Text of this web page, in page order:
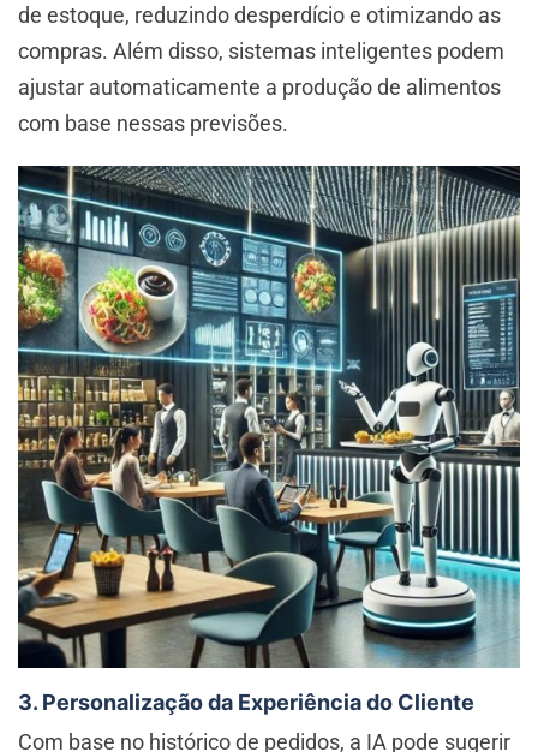
de estoque, reduzindo desperdício e otimizando as
compras. Além disso, sistemas inteligentes podem
ajustar automaticamente a produção de alimentos
com base nessas previsões.
3. Personalização da Experiência do Cliente
Com base no histórico de pedidos, a IA pode sugerir